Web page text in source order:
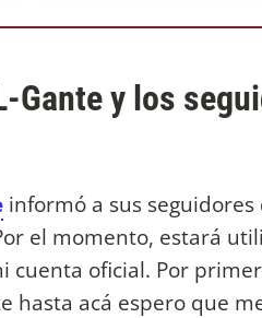
Gante y los
informó a sus seguidores
el momento, estará
cuenta oficial. Por
hasta acá espero que